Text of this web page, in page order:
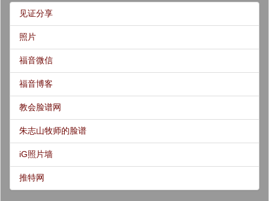
见证分享
照片
福音微信
福音博客
教会脸谱网
朱志山牧师的脸谱
iG照片墙
推特网